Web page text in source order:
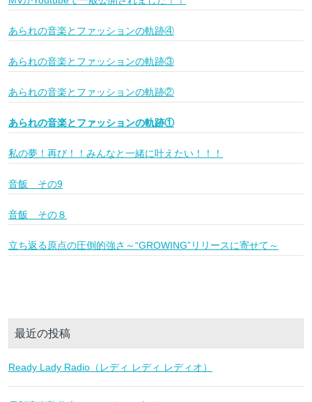
あられの音楽とファッションの軌跡④
あられの音楽とファッションの軌跡③
あられの音楽とファッションの軌跡②
あられの音楽とファッションの軌跡①
私の夢！再び！！みんなと一緒に叶えたい！！！
音飯 その9
音飯 その８
立ち返る原点の圧倒的強さ～“GROWING”リリースに寄せて～
最近の投稿
Ready Lady Radio（レディ レディ レディオ）